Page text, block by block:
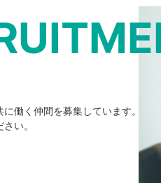
働く仲間を募集しています。
い。